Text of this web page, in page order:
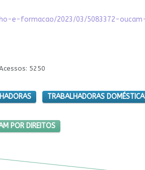
e-formacao/2023/03/5083372-
5250
TRABALHADORAS
AINDA LUTAM POR DIREITOS
POR DIREITOS